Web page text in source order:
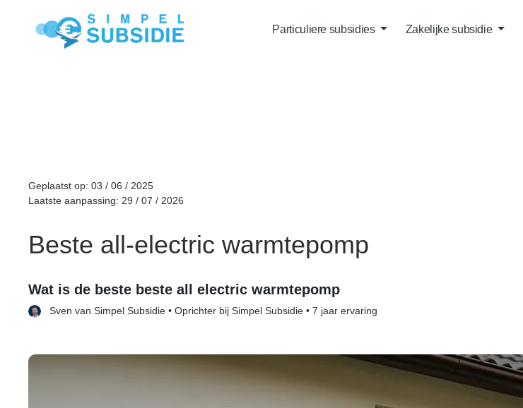
Particuliere subsidies Zakelijke subsidie
Geplaatst op: 03 / 06 / 2025
Laatste aanpassing: 29 / 07 / 2026
Beste all-electric warmtepomp
Wat is de beste beste all electric warmtepomp
Sven van Simpel Subsidie • Oprichter bij Simpel Subsidie • 7 jaar ervaring